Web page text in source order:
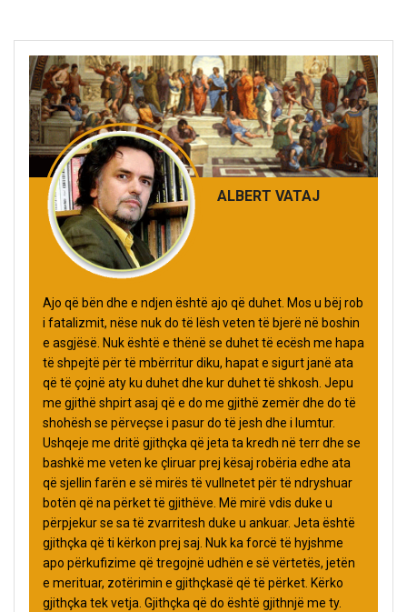
ALBERT VATAJ
Ajo që bën dhe e ndjen është ajo që duhet. Mos u bëj rob
i fatalizmit, nëse nuk do të lësh veten të bjerë në boshin
e asgjësë. Nuk është e thënë se duhet të ecësh me hapa
të shpejtë për të mbërritur diku, hapat e sigurt janë ata
që të çojnë aty ku duhet dhe kur duhet të shkosh. Jepu
me gjithë shpirt asaj që e do me gjithë zemër dhe do të
shohësh se përveçse i pasur do të jesh dhe i lumtur.
Ushqeje me dritë gjithçka që jeta ta kredh në terr dhe se
bashkë me veten ke çliruar prej kësaj robëria edhe ata
që sjellin farën e së mirës të vullnetet për të ndryshuar
botën që na përket të gjithëve. Më mirë vdis duke u
përpjekur se sa të zvarritesh duke u ankuar. Jeta është
gjithçka që ti kërkon prej saj. Nuk ka forcë të hyjshme
apo përkufizime që tregojnë udhën e së vërtetës, jetën
e merituar, zotërimin e gjithçkasë që të përket. Kërko
gjithçka tek vetja. Gjithçka që do është gjithnjë me ty.